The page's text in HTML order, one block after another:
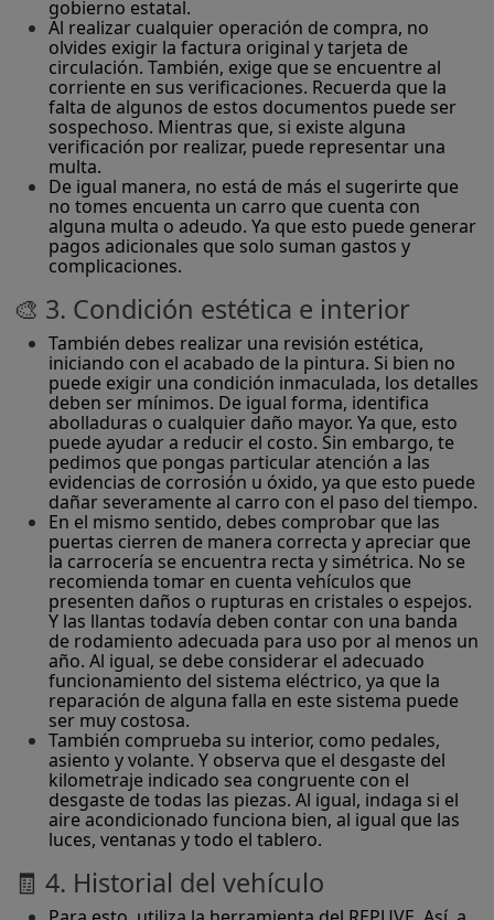
gobierno estatal.
Al realizar cualquier operación de compra, no
olvides exigir la factura original y tarjeta de
circulación. También, exige que se encuentre al
corriente en sus verificaciones. Recuerda que la
falta de algunos de estos documentos puede ser
sospechoso. Mientras que, si existe alguna
verificación por realizar, puede representar una
multa.
De igual manera, no está de más el sugerirte que
no tomes encuenta un carro que cuenta con
alguna multa o adeudo. Ya que esto puede generar
pagos adicionales que solo suman gastos y
complicaciones.
🎨 3. Condición estética e interior
También debes realizar una revisión estética,
iniciando con el acabado de la pintura. Si bien no
puede exigir una condición inmaculada, los detalles
deben ser mínimos. De igual forma, identifica
abolladuras o cualquier daño mayor. Ya que, esto
puede ayudar a reducir el costo. Sin embargo, te
pedimos que pongas particular atención a las
evidencias de corrosión u óxido, ya que esto puede
dañar severamente al carro con el paso del tiempo.
En el mismo sentido, debes comprobar que las
puertas cierren de manera correcta y apreciar que
la carrocería se encuentra recta y simétrica. No se
recomienda tomar en cuenta vehículos que
presenten daños o rupturas en cristales o espejos.
Y las llantas todavía deben contar con una banda
de rodamiento adecuada para uso por al menos un
año. Al igual, se debe considerar el adecuado
funcionamiento del sistema eléctrico, ya que la
reparación de alguna falla en este sistema puede
ser muy costosa.
También comprueba su interior, como pedales,
asiento y volante. Y observa que el desgaste del
kilometraje indicado sea congruente con el
desgaste de todas las piezas. Al igual, indaga si el
aire acondicionado funciona bien, al igual que las
luces, ventanas y todo el tablero.
🧾 4. Historial del vehículo